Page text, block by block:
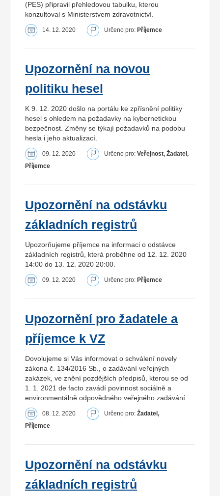
(PES) připravil přehledovou tabulku, kterou
konzultoval s Ministerstvem zdravotnictví.
14. 12. 2020 Určeno pro: Příjemce
Upozornění na novou
politiku hesel
K 9. 12. 2020 došlo na portálu ke zpřísnění politiky
hesel s ohledem na požadavky na kybernetickou
bezpečnost. Změny se týkají požadavků na podobu
hesla i jeho aktualizací.
09. 12. 2020 Určeno pro: Veřejnost, Žadatel,
Příjemce
Upozornění na odstávku
základních registrů
Upozorňujeme příjemce na informaci o odstávce
základních registrů, která proběhne od 12. 12. 2020
14:00 do 13. 12. 2020 20:00.
09. 12. 2020 Určeno pro: Příjemce
Upozornění pro žadatele a
příjemce k VZ
Dovolujeme si Vás informovat o schválení novely
zákona č. 134/2016 Sb., o zadávání veřejných
zakázek, ve znění pozdějších předpisů, kterou se od
1. 1. 2021 de facto zavádí povinnost sociálně a
environmentálně odpovědného veřejného zadávání.
08. 12. 2020 Určeno pro: Žadatel,
Příjemce
Upozornění na odstávku
základních registrů